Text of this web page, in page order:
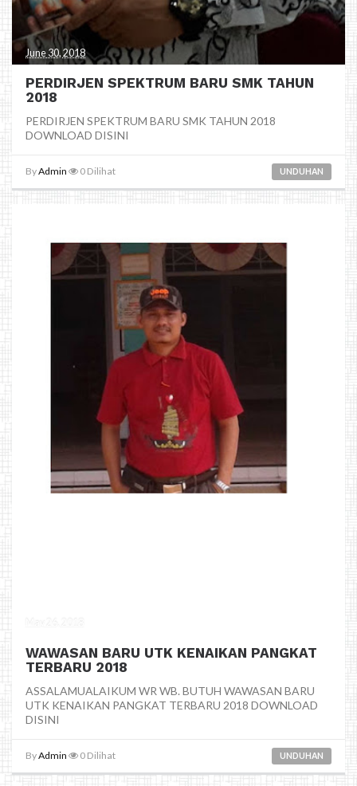
June 30, 2018
PERDIRJEN SPEKTRUM BARU SMK TAHUN
2018
PERDIRJEN SPEKTRUM BARU SMK TAHUN 2018
DOWNLOAD DISINI
ByAdmin 0 Dilihat UNDUHAN
WAWASAN BARU UTK KENAIKAN PANGKAT
TERBARU 2018
ASSALAMUALAIKUM WR WB. BUTUH WAWASAN BARU
UTK KENAIKAN PANGKAT TERBARU 2018 DOWNLOAD
DISINI
ByAdmin 0 Dilihat UNDUHAN